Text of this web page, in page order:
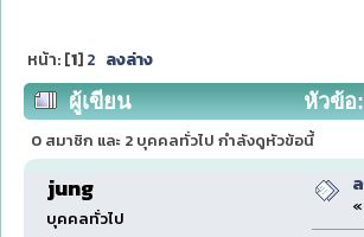
หน้า: [1] 2 ลงล่าง
ผู้เขียน หัวข้อ:
0 สมาชิก และ 2 บุคคลทั่วไป กำลังดูหัวข้อนี้
jung
บุคคลทั่วไป
«